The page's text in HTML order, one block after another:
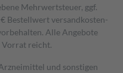
Mehrwertsteuer, ggf.
€ Bestell­wert versand­kosten­
Alle Angebote
Vorrat reicht.
und sonstigen